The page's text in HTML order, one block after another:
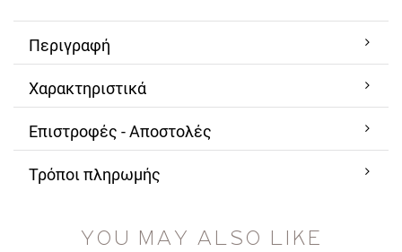
Περιγραφή
Χαρακτηριστικά
Επιστροφές - Αποστολές
Τρόποι πληρωμής
YOU MAY ALSO LIKE